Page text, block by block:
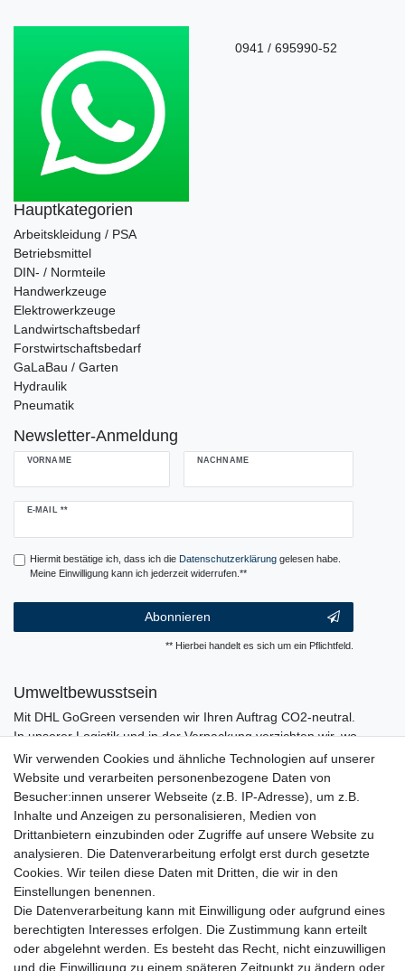
0941 / 695990-52
Hauptkategorien
Arbeitskleidung / PSA
Betriebsmittel
DIN- / Normteile
Handwerkzeuge
Elektrowerkzeuge
Landwirtschaftsbedarf
Forstwirtschaftsbedarf
GaLaBau / Garten
Hydraulik
Pneumatik
Newsletter-Anmeldung
VORNAME NACHNAME
E-MAIL **
Newsletter
Hiermit bestätige ich, dass ich die Daten­schutz­erklärunggelesen habe.
Meine Einwilligung kann ich jederzeit widerrufen.**
Abonnieren
** Hierbei handelt es sich um ein Pflichtfeld.
Umweltbewusstsein
Mit DHL GoGreen versenden wir Ihren Auftrag CO2-neutral.
In unserer Logistik und in der Verpackung verzichten wir, wo
immer es möglich ist, auf den Einsatz von Kunststoffen und
Plastik.
Wir verwenden Cookies und ähnliche Technologien auf unserer
Website und verarbeiten personenbezogene Daten von
Besucher:innen unserer Webseite (z.B. IP-Adresse), um z.B.
Inhalte und Anzeigen zu personalisieren, Medien von
Drittanbietern einzubinden oder Zugriffe auf unsere Website zu
analysieren. Die Datenverarbeitung erfolgt erst durch gesetzte
Cookies. Wir teilen diese Daten mit Dritten, die wir in den
Einstellungen benennen.
Die Datenverarbeitung kann mit Einwilligung oder aufgrund eines
berechtigten Interesses erfolgen. Die Zustimmung kann erteilt
oder abgelehnt werden. Es besteht das Recht, nicht einzuwilligen
und die Einwilligung zu einem späteren Zeitpunkt zu ändern oder